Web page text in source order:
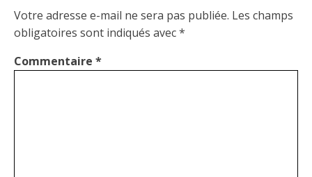
Votre adresse e-mail ne sera pas publiée. Les champs
obligatoires sont indiqués avec*
Commentaire *